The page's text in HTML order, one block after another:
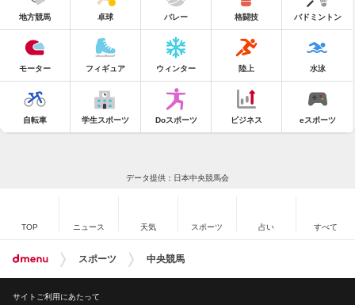
地方競馬 卓球 バレー 格闘技 バドミントン
モーター フィギュア ウィンター 陸上 水泳
自転車 学生スポーツ Doスポーツ ビジネス eスポーツ
データ提供：日本中央競馬会
TOP ニュース 天気 スポーツ 占い すべて
スポーツ 中央競馬
サイトご利用にあたって